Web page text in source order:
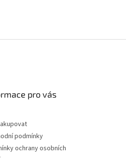
pro vás
podmínky
ochrany osobních